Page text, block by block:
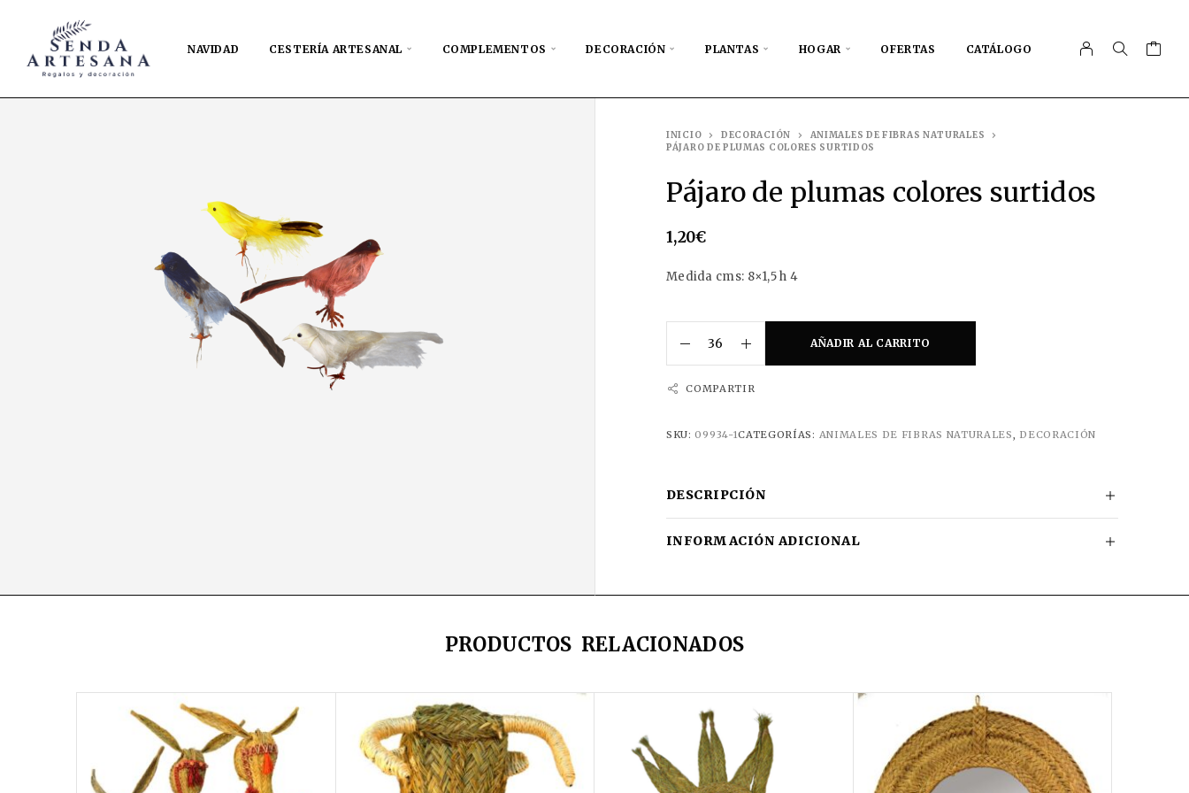
NAVIDAD CESTERÍA ARTESANAL COMPLEMENTOS DECORACIÓN PLANTAS HOGAR OFERTAS CATÁLOGO
INICIO DECORACIÓN
ANIMALES DE FIBRAS NATURALES
PÁJARO DE PLUMAS COLORES SURTIDOS
Pájaro de plumas colores surtidos
1,20€
Medida cms: 8×1,5 h 4
AÑADIR AL CARRITO
COMPARTIR
SKU:09934-1CATEGORÍAS: ANIMALES DE FIBRAS NATURALES, DECORACIÓN
DESCRIPCIÓN
INFORMACIÓN ADICIONAL
PRODUCTOS RELACIONADOS